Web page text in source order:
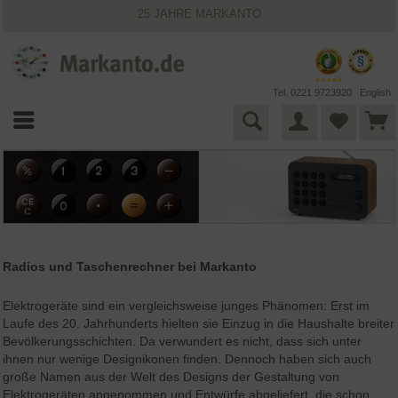
25 JAHRE MARKANTO
VIELFÄLTIGE ZAHLUNGSMÖGLICHKEITEN
Tel. 0221 9723920 English
Radios und Taschenrechner bei Markanto
Elektrogeräte sind ein vergleichsweise junges Phänomen: Erst im
Laufe des 20. Jahrhunderts hielten sie Einzug in die Haushalte breiter
Bevölkerungsschichten. Da verwundert es nicht, dass sich unter
ihnen nur wenige Designikonen finden. Dennoch haben sich auch
große Namen aus der Welt des Designs der Gestaltung von
Elektrogeräten angenommen und Entwürfe abgeliefert, die schon